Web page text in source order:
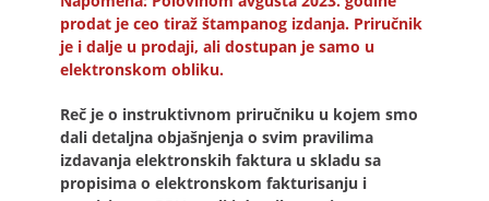
prodat je ceo tiraž štampanog izdanja. Priručnik
je i dalje u prodaji, ali dostupan je samo u
elektronskom obliku.
Reč je o instruktivnom priručniku u kojem smo
dali detaljna objašnjenja o svim pravilima
izdavanja elektronskih faktura u skladu sa
propisima o elektronskom fakturisanju i